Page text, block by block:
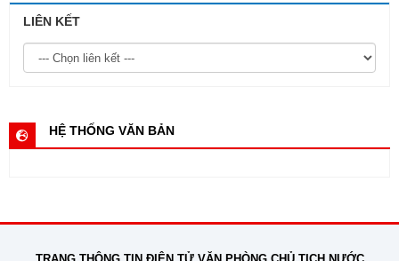
LIÊN KẾT
HỆ THỐNG VĂN BẢN